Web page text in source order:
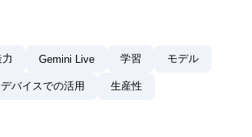
Gemini Live 学習 モデル
デバイスでの活用 生産性